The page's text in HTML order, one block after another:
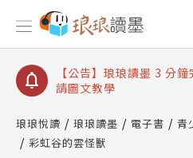
【公告】琅琅讀墨數位
【公告】琅琅讀墨書櫃開
【公告】琅琅讀墨 3 分
請圖文教學
查詢
【公告】琅琅讀墨數位閱
琅琅悅讀 琅琅讀墨 電子書 青
彩虹谷的雲怪獸